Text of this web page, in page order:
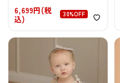
6,699円(税
込)
30%OFF